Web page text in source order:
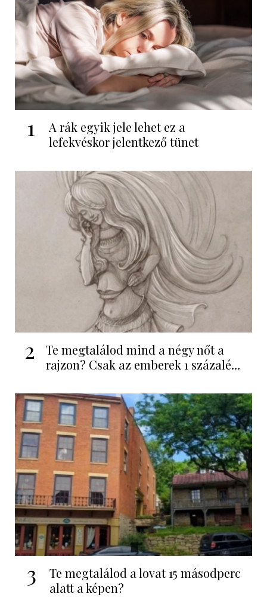
1
A rák egyik jele lehet ez a
lefekvéskor jelentkező tünet
2
Te megtalálod mind a négy nőt a
rajzon? Csak az emberek 1 százalé...
3
Te megtalálod a lovat 15 másodperc
alatt a képen?